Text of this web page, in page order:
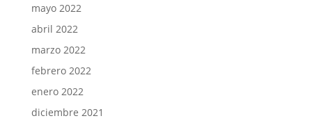
mayo 2022
abril 2022
marzo 2022
febrero 2022
enero 2022
diciembre 2021